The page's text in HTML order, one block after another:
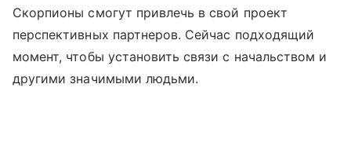
Скорпионы смогут привлечь в свой проект
перспективных партнеров. Сейчас подходящий
момент, чтобы установить связи с начальством и
другими значимыми людьми.